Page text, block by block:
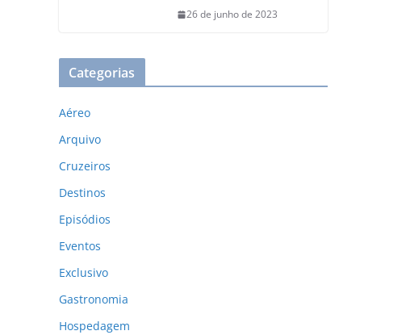
26 de junho de 2023
Categorias
Aéreo
Arquivo
Cruzeiros
Destinos
Episódios
Eventos
Exclusivo
Gastronomia
Hospedagem